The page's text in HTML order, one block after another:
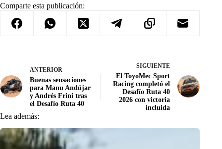
Comparte esta publicación:
ANTERIOR
Buenas sensaciones
para Manu Andújar
y Andrés Frini tras
el Desafío Ruta 40
SIGUIENTE
El ToyoMec Sport
Racing completó el
Desafío Ruta 40
2026 con victoria
incluida
Lea además: